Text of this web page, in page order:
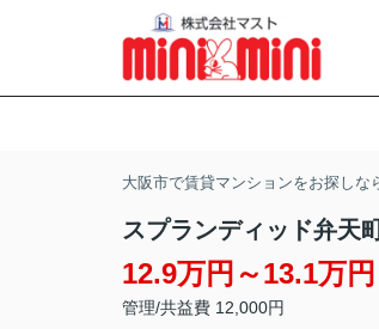
大阪市で賃貸マンションをお探しな
スプランディッド弁天
12.9万円～13.1万円
管理/共益費 12,000円